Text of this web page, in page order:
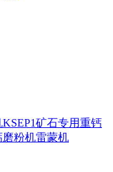
矿石专用重钙
磨粉机雷蒙机